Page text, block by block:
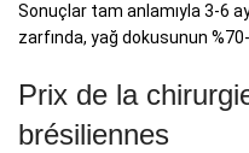
Sonuçlar tam anlamıyla 3-6
zarfında, yağ dokusunun %70-
Prix de la
brésiliennes